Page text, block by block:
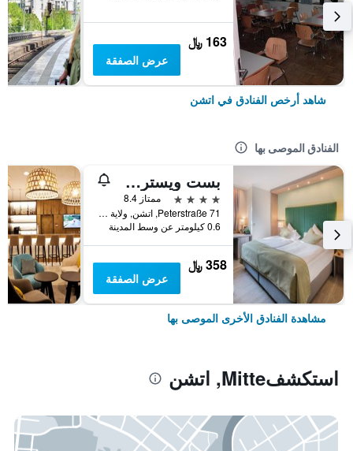
163 ﷼
عرض الصفقة
شاهد أرخص الفنادق في اتشن
الفنادق الموصى بها
بست ويسترن بلس هوتل ريجنسي
4 نجوم
ممتاز 8.4
Peterstraße 71, اتشن, ولاية شمال الراين وستفاليا, ألمانيا
0.6 كيلومتر عن وسط المدينة
358 ﷼
عرض الصفقة
مشاهدة الفنادق الأخرى الموصى بها
استكشفMitte, اتشن